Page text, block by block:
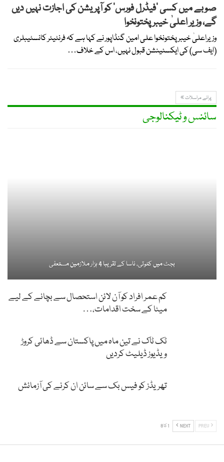
صوبے میں کسی ’فیڈرل فورس‘ کو آپریشن کی اجازت نہیں دیں
گے، وزیر اعلیٰ خیبرپختونخوا
وزیراعلیٰ خیبرپختونخوا علی امین گنڈاپور نے کہا ہے کہ فرنٹیئر کانسٹیبلری
(ایف سی) کی ایکسٹینشن قبول نہیں، اس کے خلاف…
پرانے مراسلات
سائنس و ٹیکنالوجی
بجٹ میں کٹوتی، ناسا کے تقریبا 4 ہزار ملازمین مستعفی
کم عمر افراد کو آن لائن استحصال سے بچانے کے لیے
میٹا کے سخت اقدامات،…
ٹک ٹاک نے تین ماہ میں پاکستان سے ڈھائی کروڑ
ویڈیوز ڈیلیٹ کردیں
تھریڈز کو فیس بک سے سائن ان کرنے کی آزمائش
NEXT 1 کا 8